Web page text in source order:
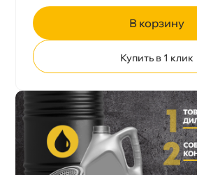
корзину
Купить в 1 клик